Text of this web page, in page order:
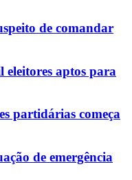
de comandar
eleitores aptos para
partidárias começa
de emergência